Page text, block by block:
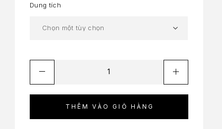
Dung tích
THÊM VÀO GIỎ HÀNG